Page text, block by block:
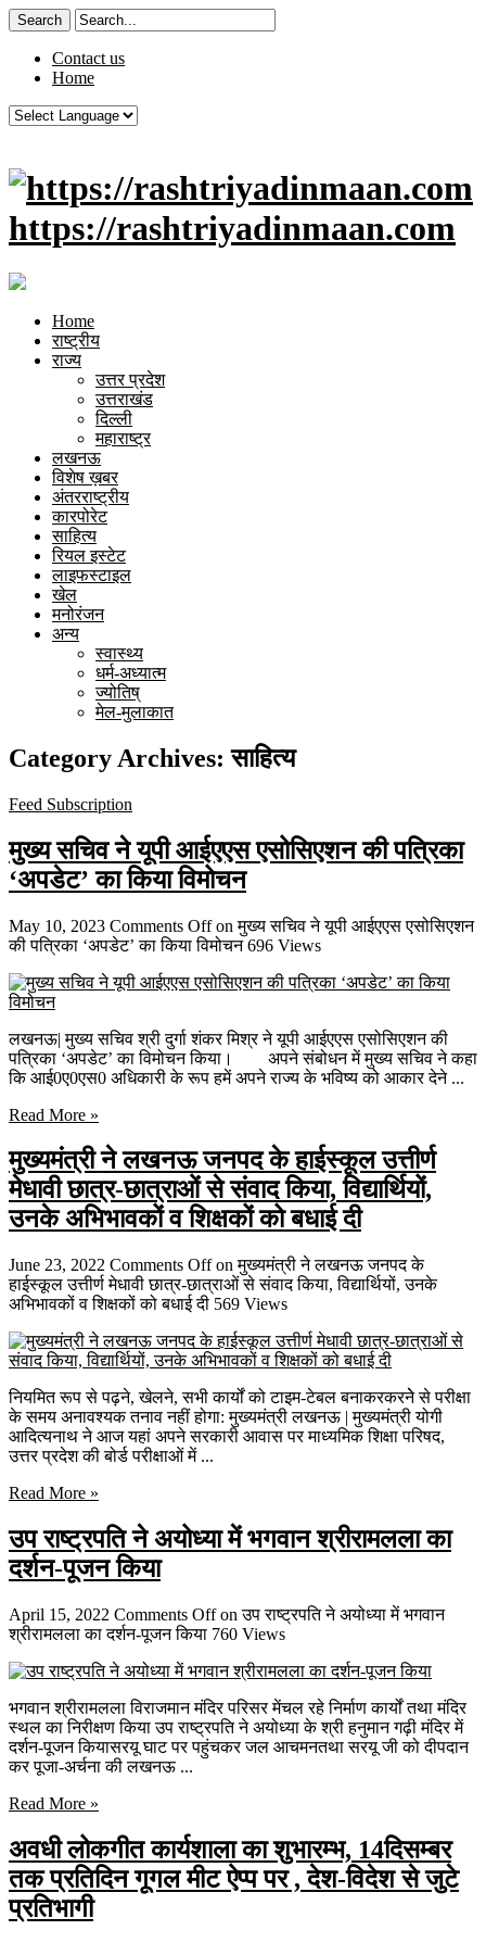
Contact us
Home
https://rashtriyadinmaan.com
Home
राष्ट्रीय
राज्य
उत्तर प्रदेश
उत्तराखंड
दिल्ली
महाराष्ट्र
लखनऊ
विशेष ख़बर
अंतरराष्ट्रीय
कारपोरेट
साहित्य
रियल इस्टेट
लाइफस्टाइल
खेल
मनोरंजन
अन्य
स्वास्थ्य
धर्म-अध्यात्म
ज्योतिष्
मेल-मुलाकात
Category Archives:साहित्य
Feed Subscription
मुख्य सचिव ने यूपी आईएएस एसोसिएशन की पत्रिका
‘अपडेट’ का किया विमोचन
May 10, 2023 Comments Offon मुख्य सचिव ने यूपी आईएएस एसोसिएशन
की पत्रिका ‘अपडेट’ का किया विमोचन 696 Views
लखनऊ| मुख्य सचिव श्री दुर्गा शंकर मिश्र ने यूपी आईएएस एसोसिएशन की
पत्रिका ‘अपडेट’ का विमोचन किया। अपने संबोधन में मुख्य सचिव ने कहा
कि आई0ए0एस0 अधिकारी के रूप हमें अपने राज्य के भविष्य को आकार देने ...
Read More »
मुख्यमंत्री ने लखनऊ जनपद के हाईस्कूल उत्तीर्ण
मेधावी छात्र-छात्राओं से संवाद किया, विद्यार्थियों,
उनके अभिभावकों व शिक्षकों को बधाई दी
June 23, 2022 Comments Offon मुख्यमंत्री ने लखनऊ जनपद के
हाईस्कूल उत्तीर्ण मेधावी छात्र-छात्राओं से संवाद किया, विद्यार्थियों, उनके
अभिभावकों व शिक्षकों को बधाई दी 569 Views
नियमित रूप से पढ़ने, खेलने, सभी कार्यों को टाइम-टेबल बनाकरकरनेे से परीक्षा
के समय अनावश्यक तनाव नहीं होगा: मुख्यमंत्री लखनऊ | मुख्यमंत्री योगी
आदित्यनाथ ने आज यहां अपने सरकारी आवास पर माध्यमिक शिक्षा परिषद,
उत्तर प्रदेश की बोर्ड परीक्षाओं में ...
Read More »
उप राष्ट्रपति ने अयोध्या में भगवान श्रीरामलला का
दर्शन-पूजन किया
April 15, 2022 Comments Offon उप राष्ट्रपति ने अयोध्या में भगवान
श्रीरामलला का दर्शन-पूजन किया 760 Views
भगवान श्रीरामलला विराजमान मंदिर परिसर मेंचल रहे निर्माण कार्यों तथा मंदिर
स्थल का निरीक्षण किया उप राष्ट्रपति ने अयोध्या के श्री हनुमान गढ़ी मंदिर में
दर्शन-पूजन कियासरयू घाट पर पहुंचकर जल आचमनतथा सरयू जी को दीपदान
कर पूजा-अर्चना की लखनऊ ...
Read More »
अवधी लोकगीत कार्यशाला का शुभारम्भ, 14दिसम्बर
तक प्रतिदिन गूगल मीट ऐप्प पर , देश-विदेश से जुटे
प्रतिभागी